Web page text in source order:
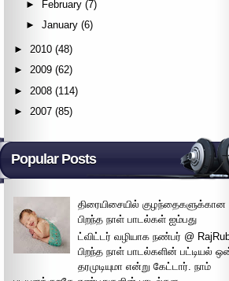
► February (7)
►January (6)
► 2010 (48)
► 2009 (62)
► 2008 (114)
► 2007 (85)
Popular Posts
திரையிசையில் குழந்தைகளுக்கான
பிறந்த நாள் பாடல்கள் ஐம்பது
ட்விட்டர் வழியாக நண்பர் @
பிறந்த நாள் பாடல்களின் பட்டியல்
தரமுடியுமா என்று கேட்டார். நாம்